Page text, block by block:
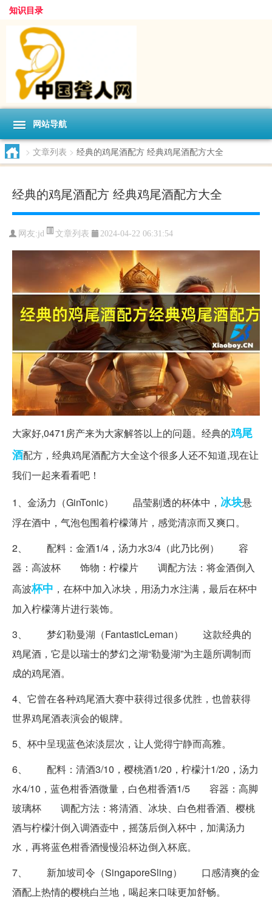
知识目录
网站导航
> 文章列表 > 经典的鸡尾酒配方 经典鸡尾酒配方大全
经典的鸡尾酒配方 经典鸡尾酒配方大全
网友:jd 文章列表 2024-04-22 06:31:54
大家好,0471房产来为大家解答以上的问题。经典的鸡尾
酒配方，经典鸡尾酒配方大全这个很多人还不知道,现在让
我们一起来看看吧！
1、金汤力（GinTonic） 晶莹剔透的杯体中， 冰块悬
浮在酒中，气泡包围着柠檬薄片，感觉清凉而又爽口。
2、 配料：金酒1/4，汤力水3/4（此乃比例） 容
器：高波杯 饰物：柠檬片 调配方法：将金酒倒入
高波杯中 ，在杯中加入冰块，用汤力水注满，最后在杯中
加入柠檬薄片进行装饰。
3、 梦幻勒曼湖（FantasticLeman） 这款经典的
鸡尾酒，它是以瑞士的梦幻之湖“勒曼湖”为主题所调制而
成的鸡尾酒。
4、它曾在各种鸡尾酒大赛中获得过很多优胜，也曾获得
世界鸡尾酒表演会的银牌。
5、杯中呈现蓝色浓淡层次，让人觉得宁静而高雅。
6、 配料：清酒3/10，樱桃酒1/20，柠檬汁1/20，汤力
水4/10，蓝色柑香酒微量，白色柑香酒1/5 容器：高脚
玻璃杯 调配方法：将清酒、冰块、白色柑香酒、樱桃
酒与柠檬汁倒入调酒壶中，摇荡后倒入杯中，加满汤力
水，再将蓝色柑香酒慢慢沿杯边倒入杯底。
7、 新加坡司令（SingaporeSling） 口感清爽的金
酒配上热情的樱桃白兰地，喝起来口味更加舒畅。